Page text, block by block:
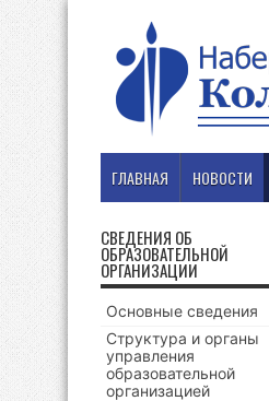
ГЛАВНАЯ НОВОСТИ
СВЕДЕНИЯ ОБ
ОБРАЗОВАТЕЛЬНОЙ
ОРГАНИЗАЦИИ
Основные сведения
Структура и органы
управления
образовательной
организацией